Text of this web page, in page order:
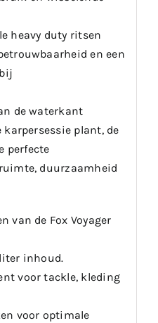
heavy duty ritsen
en een
de waterkant
plant, de
perfecte
duurzaamheid
van de Fox Voyager
inhoud.
voor tackle, kleding
voor optimale